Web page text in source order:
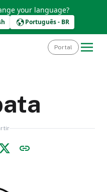
your language?
Português - BR
Portal